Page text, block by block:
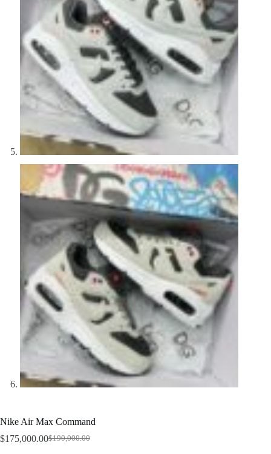
Nike Air Max Command
$190,000.00
Original
$175,000.00Current